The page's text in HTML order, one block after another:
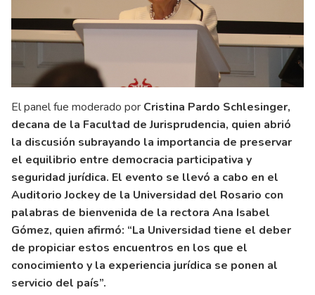
El panel fue moderado por Cristina Pardo Schlesinger,
decana de la Facultad de Jurisprudencia, quien abrió
la discusión subrayando la importancia de preservar
el equilibrio entre democracia participativa y
seguridad jurídica. El evento se llevó a cabo en el
Auditorio Jockey de la Universidad del Rosario con
palabras de bienvenida de la rectora Ana Isabel
Gómez, quien afirmó: “La Universidad tiene el deber
de propiciar estos encuentros en los que el
conocimiento y la experiencia jurídica se ponen al
servicio del país”.